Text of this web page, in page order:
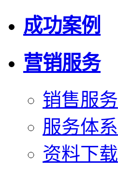
成功案例
营销服务
销售服务
服务体系
资料下载